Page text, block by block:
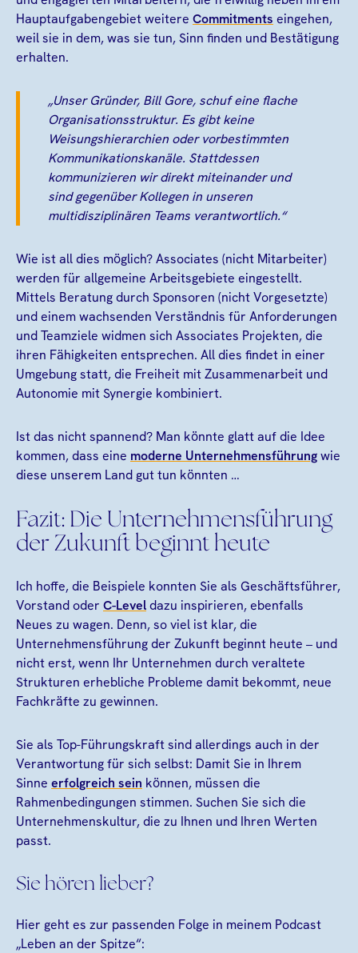
Hauptaufgabengebiet weitere Commitments eingehen,
weil sie in dem, was sie tun, Sinn finden und Bestätigung
erhalten.
„Unser Gründer, Bill Gore, schuf eine flache
Organisationsstruktur. Es gibt keine
Weisungshierarchien oder vorbestimmten
Kommunikationskanäle. Stattdessen
kommunizieren wir direkt miteinander und
sind gegenüber Kollegen in unseren
multidisziplinären Teams verantwortlich.“
Wie ist all dies möglich? Associates (nicht Mitarbeiter)
werden für allgemeine Arbeitsgebiete eingestellt.
Mittels Beratung durch Sponsoren (nicht Vorgesetzte)
und einem wachsenden Verständnis für Anforderungen
und Teamziele widmen sich Associates Projekten, die
ihren Fähigkeiten entsprechen. All dies findet in einer
Umgebung statt, die Freiheit mit Zusammenarbeit und
Autonomie mit Synergie kombiniert.
Ist das nicht spannend? Man könnte glatt auf die Idee
kommen, dass eine moderne Unternehmensführungwie
diese unserem Land gut tun könnten …
Fazit: Die Unternehmensführung
der Zukunft beginnt heute
Ich hoffe, die Beispiele konnten Sie als Geschäftsführer,
Vorstand oder C-Leveldazu inspirieren, ebenfalls
Neues zu wagen. Denn, so viel ist klar, die
Unternehmensführung der Zukunft beginnt heute – und
nicht erst, wenn Ihr Unternehmen durch veraltete
Strukturen erhebliche Probleme damit bekommt, neue
Fachkräfte zu gewinnen.
Sie als Top-Führungskraft sind allerdings auch in der
Verantwortung für sich selbst: Damit Sie in Ihrem
Sinne erfolgreich sein können, müssen die
Rahmenbedingungen stimmen. Suchen Sie sich die
Unternehmenskultur, die zu Ihnen und Ihren Werten
passt.
Sie hören lieber?
Hier geht es zur passenden Folge in meinem Podcast
„Leben an der Spitze“: